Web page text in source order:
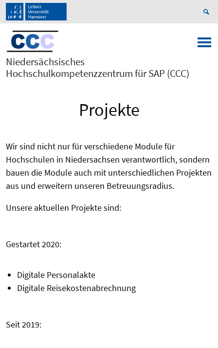
Niedersächsisches
Hochschulkompetenzzentrum für SAP (CCC)
Projekte
Wir sind nicht nur für verschiedene Module für
Hochschulen in Niedersachsen verantwortlich, sondern
bauen die Module auch mit unterschiedlichen Projekten
aus und erweitern unseren Betreuungsradius.
Unsere aktuellen Projekte sind:
Gestartet 2020:
Digitale Personalakte
Digitale Reisekostenabrechnung
Seit 2019: